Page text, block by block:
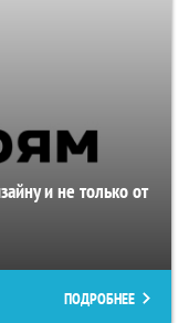
и не только от
ПОДРОБНЕЕ